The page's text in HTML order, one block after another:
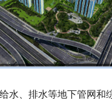
、排水等地下管网和